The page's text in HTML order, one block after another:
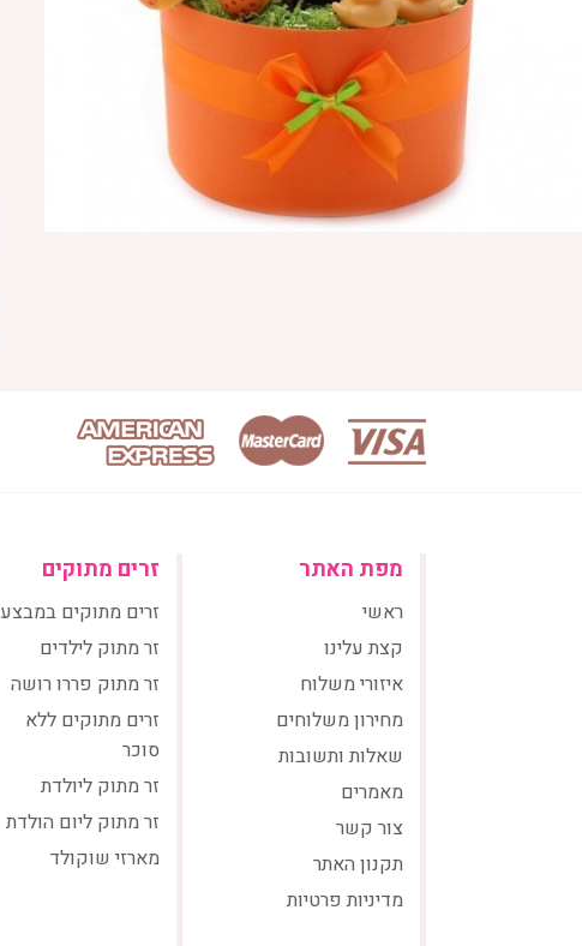
מפת האתר
ראשי
קצת עלינו
איזורי משלוח
מחירון משלוחים
שאלות ותשובות
מאמרים
צור קשר
תקנון האתר
מדיניות פרטיות
זרים מתוקים
זרים מתוקים במבצע
זר מתוק לילדים
זר מתוק פררו רושה
זרים מתוקים ללא
סוכר
זר מתוק ליולדת
זר מתוק ליום הולדת
מארזי שוקולד